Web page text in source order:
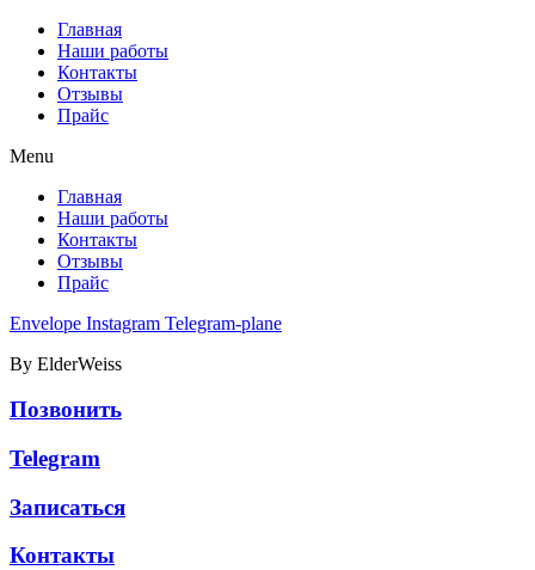
Главная
Наши работы
Контакты
Отзывы
Прайс
Menu
Главная
Наши работы
Контакты
Отзывы
Прайс
Envelope Instagram Telegram-plane
By ElderWeiss
Позвонить
Telegram
Записаться
Контакты